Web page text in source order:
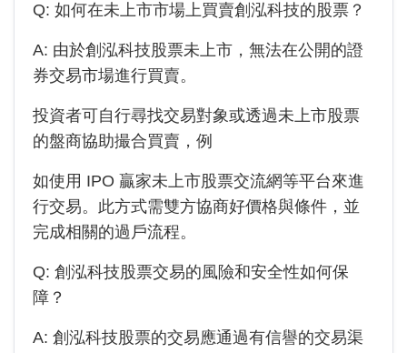
Q: 如何在未上市市場上買賣創泓科技的股票？
A: 由於創泓科技股票未上市，無法在公開的證
券交易市場進行買賣。
投資者可自行尋找交易對象或透過未上市股票
的盤商協助撮合買賣，例
如使用 IPO 贏家未上市股票交流網等平台來進
行交易。此方式需雙方協商好價格與條件，並
完成相關的過戶流程。
Q: 創泓科技股票交易的風險和安全性如何保
障？
A: 創泓科技股票的交易應通過有信譽的交易渠